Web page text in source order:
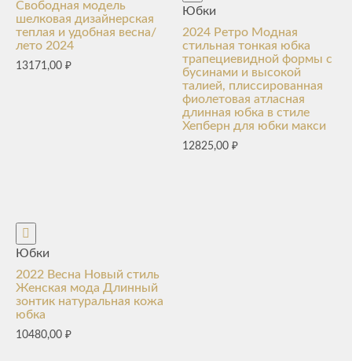
Свободная модель
шелковая дизайнерская
теплая и удобная весна/
лето 2024
13171,00 ₽
Юбки
2024 Ретро Модная
стильная тонкая юбка
трапециевидной формы с
бусинами и высокой
талией, плиссированная
фиолетовая атласная
длинная юбка в стиле
Хепберн для юбки макси
12825,00₽
Юбки
2022 Весна Новый стиль
Женская мода Длинный
зонтик натуральная кожа
юбка
10480,00 ₽